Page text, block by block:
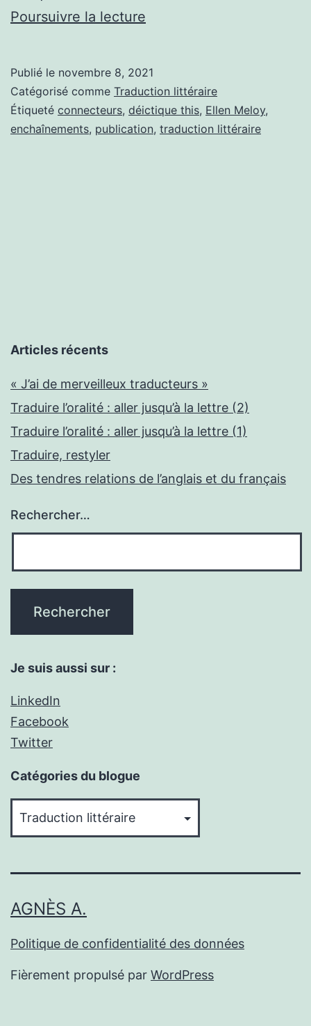
Poursuivre la lecture
(1)
Publié le novembre 8, 2021
Catégorisé comme Traduction littéraire
Étiqueté connecteurs, déictique this, Ellen Meloy,
enchaînements, publication, traduction littéraire
Articles récents
« J’ai de merveilleux traducteurs »
Traduire l’oralité : aller jusqu’à la lettre (2)
Traduire l’oralité : aller jusqu’à la lettre (1)
Traduire, restyler
Des tendres relations de l’anglais et du français
Rechercher…
Je suis aussi sur :
LinkedIn
Facebook
Twitter
Catégories du blogue
AGNÈS A.
Politique de confidentialité des données
Fièrement propulsé par WordPress